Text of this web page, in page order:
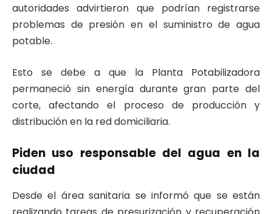
autoridades advirtieron que podrían registrarse
problemas de presión en el suministro de agua
potable.
Esto se debe a que la Planta Potabilizadora
permaneció sin energía durante gran parte del
corte, afectando el proceso de producción y
distribución en la red domiciliaria.
Piden uso responsable del agua en la
ciudad
Desde el área sanitaria se informó que se están